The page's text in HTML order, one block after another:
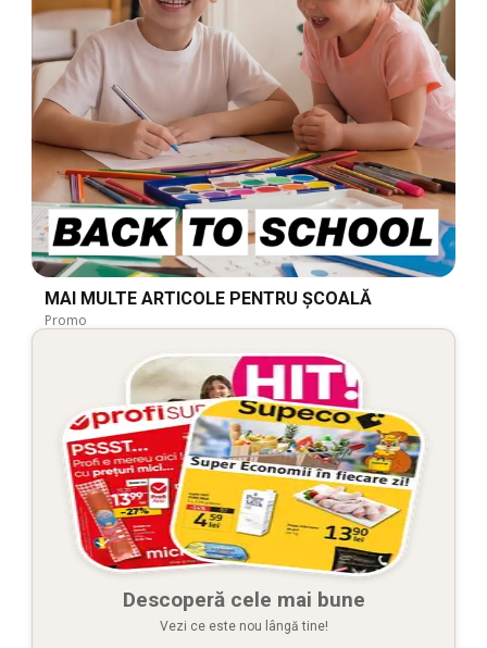
MAI MULTE ARTICOLE PENTRU ȘCOALĂ
Promo
Descoperă cele mai bune
Vezi ce este nou lângă tine!